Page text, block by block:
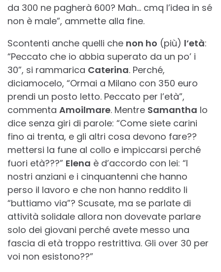
da 300 ne pagherà 600? Mah… cmq l’idea in sé
non è male”, ammette alla fine.
Scontenti anche quelli che non ho (più) l’età:
“Peccato che io abbia superato da un po’ i
30”, si rammarica Caterina. Perché,
diciamocelo, “Ormai a Milano con 350 euro
prendi un posto letto. Peccato per l’età”,
commenta Amoilmare. Mentre Samantha lo
dice senza giri di parole: “Come siete carini
fino ai trenta, e gli altri cosa devono fare??
mettersi la fune al collo e impiccarsi perché
fuori età???” Elena è d’accordo con lei: “I
nostri anziani e i cinquantenni che hanno
perso il lavoro e che non hanno reddito li
“buttiamo via”? Scusate, ma se parlate di
attività solidale allora non dovevate parlare
solo dei giovani perché avete messo una
fascia di età troppo restrittiva. Gli over 30 per
voi non esistono??”